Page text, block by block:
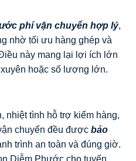
phí vận chuyển hợp lý,
nhờ tối ưu hàng ghép và
này mang lại lợi ích lớn
hoặc số lượng lớn.
nhiệt tình hỗ trợ kiểm hàng,
chuyển đều được bảo
trình an toàn và đúng giờ.